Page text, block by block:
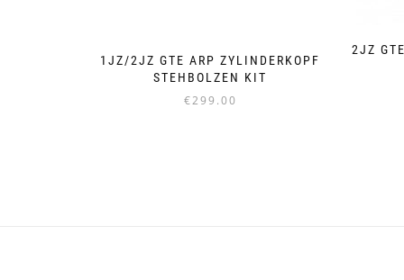
1JZ/2JZ GTE ARP ZYLINDERKOPF
STEHBOLZEN KIT
€299.00
2JZ